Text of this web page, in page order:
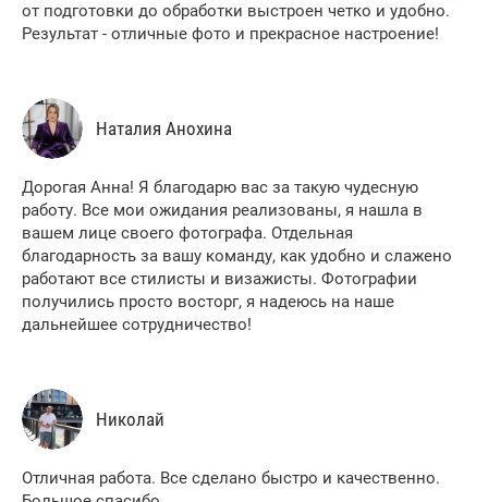
от подготовки до обработки выстроен четко и удобно.
Результат - отличные фото и прекрасное настроение!
Наталия Анохина
Дорогая Анна! Я благодарю вас за такую чудесную
работу. Все мои ожидания реализованы, я нашла в
вашем лице своего фотографа. Отдельная
благодарность за вашу команду, как удобно и слажено
работают все стилисты и визажисты. Фотографии
получились просто восторг, я надеюсь на наше
дальнейшее сотрудничество!
Николай
Отличная работа. Все сделано быстро и качественно.